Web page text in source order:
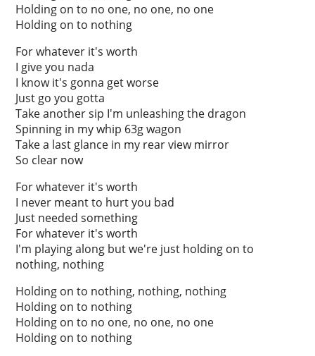
Holding on to no one, no one, no one
Holding on to nothing
For whatever it's worth
I give you nada
I know it's gonna get worse
Just go you gotta
Take another sip I'm unleashing the dragon
Spinning in my whip 63g wagon
Take a last glance in my rear view mirror
So clear now
For whatever it's worth
I never meant to hurt you bad
Just needed something
For whatever it's worth
I'm playing along but we're just holding on to
nothing, nothing
Holding on to nothing, nothing, nothing
Holding on to nothing
Holding on to no one, no one, no one
Holding on to nothing